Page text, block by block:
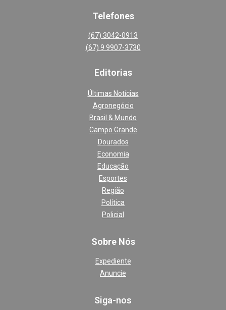
Telefones
(67) 3042-0913
(67) 9 9907-3730
Editorias
Últimas Notícias
Agronegócio
Brasil & Mundo
Campo Grande
Dourados
Economia
Educação
Esportes
Região
Política
Policial
Sobre Nós
Expediente
Anuncie
Siga-nos